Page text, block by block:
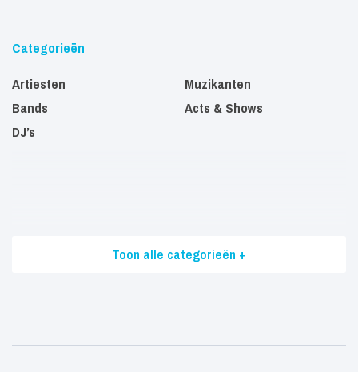
Categorieën
Artiesten
Bands
DJ’s
Muzikanten
Acts & Shows
Toon alle categorieën +